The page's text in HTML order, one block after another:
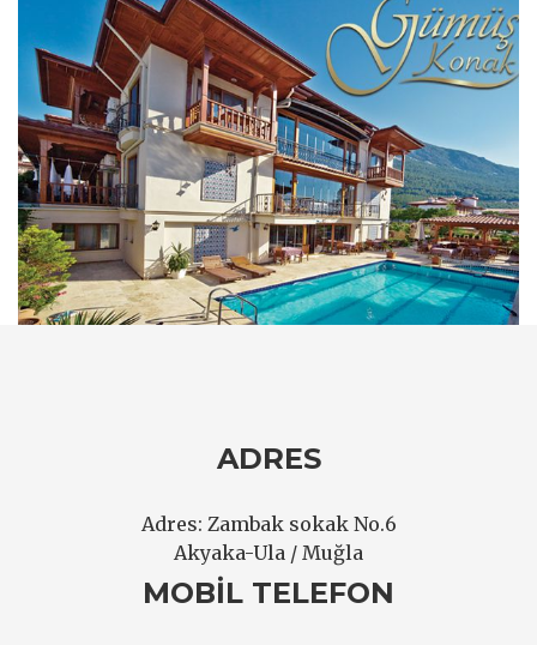
ADRES
Adres: Zambak sokak No.6
Akyaka-Ula / Muğla
MOBIL TELEFON